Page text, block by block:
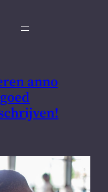
anno